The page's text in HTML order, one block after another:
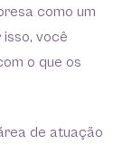
como um
você
o que os
de atuação